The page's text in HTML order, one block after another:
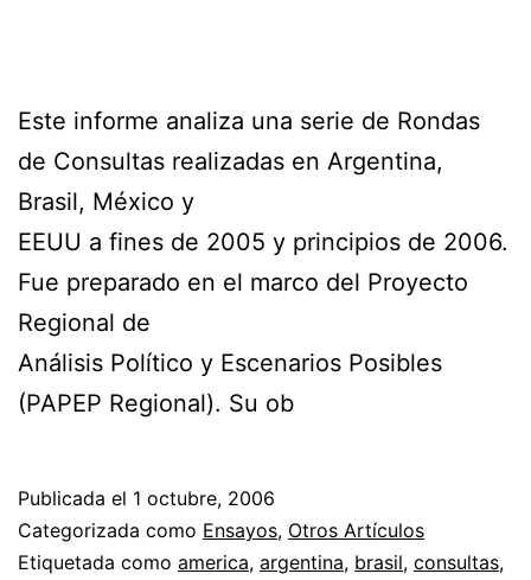
Este informe analiza una serie de Rondas
de Consultas realizadas en Argentina,
Brasil, México y
EEUU a fines de 2005 y principios de 2006.
Fue preparado en el marco del Proyecto
Regional de
Análisis Político y Escenarios Posibles
(PAPEP Regional). Su ob
Publicada el 1 octubre, 2006
Categorizada como Ensayos, Otros Artículos
Etiquetada como america, argentina, brasil, consultas,